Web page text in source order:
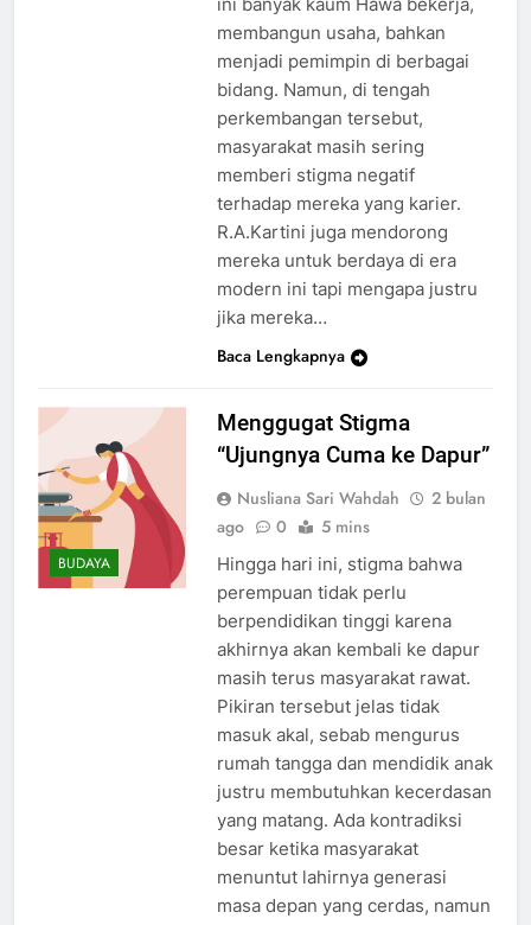
membangun usaha, bahkan
menjadi pemimpin di berbagai
bidang. Namun, di tengah
perkembangan tersebut,
masyarakat masih sering
memberi stigma negatif
terhadap mereka yang karier.
R.A.Kartini juga mendorong
mereka untuk berdaya di era
modern ini tapi mengapa justru
jika mereka…
Baca Lengkapnya
BUDAYA
Menggugat Stigma
“Ujungnya Cuma ke Dapur”
Nusliana Sari Wahdah
2 bulan
ago
0 5 mins
Hingga hari ini, stigma bahwa
perempuan tidak perlu
berpendidikan tinggi karena
akhirnya akan kembali ke dapur
masih terus masyarakat rawat.
Pikiran tersebut jelas tidak
masuk akal, sebab mengurus
rumah tangga dan mendidik anak
justru membutuhkan kecerdasan
yang matang. Ada kontradiksi
besar ketika masyarakat
menuntut lahirnya generasi
masa depan yang cerdas, namun